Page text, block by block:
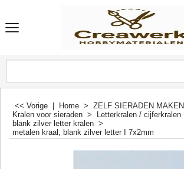
<< Vorige Home > ZELF SIERADEN MAKEN
Kralen voor sieraden > Letterkralen / cijferkralen
blank zilver letter kralen >
metalen kraal, blank zilver letter I 7x2mm